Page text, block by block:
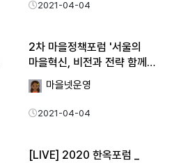
2021-04-04
2차 마을정책포럼 '서울의
마을혁신, 비전과 전략 함께…
마을넷운영
2021-04-04
[LIVE] 2020 한옥포럼 _